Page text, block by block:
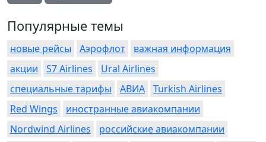
Популярные темы
новые рейсы Аэрофлот
важная информация
акции
S7 Airlines
Ural Airlines
специальные тарифы
АВИА
Turkish Airlines
Red Wings
иностранные авиакомпании
Nordwind Airlines
российские авиакомпании